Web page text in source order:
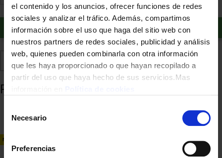
el contenido y los anuncios, ofrecer funciones de redes
sociales y analizar el tráfico. Además, compartimos
información sobre el uso que haga del sitio web con
nuestros partners de redes sociales, publicidad y análisis
web, quienes pueden combinarla con otra información
que les haya proporcionado o que hayan recopilado a
partir del uso que haya hecho de sus servicios.Mas
Necesario
Preferencias
Añadir al carrito
Añadir a favoritos
Productos relacionados
NUEVO